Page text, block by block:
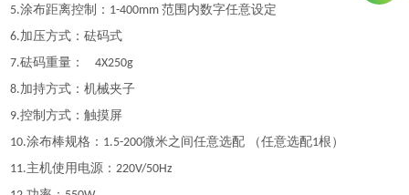
5.涂布距离控制： 1-400mm范围内数字任意设定
6.加压方式：砝码式
7.砝码重量：4X250g
8.加持方式：机械夹子
9.控制方式：触摸屏
10.涂布棒规格： 1.5-200微米之间任意选配 （任意选配1根）
11.主机使用电源：220V/50Hz